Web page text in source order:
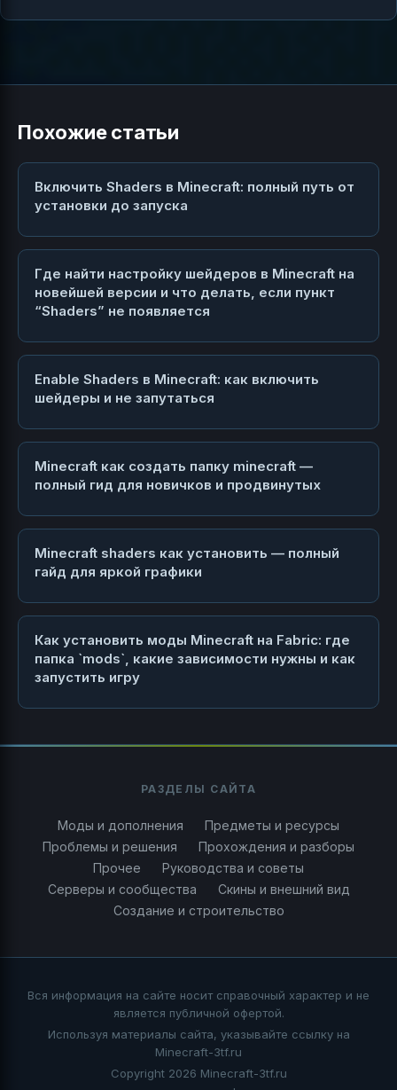
Похожие статьи
Включить Shaders в Minecraft: полный путь от
установки до запуска
Где найти настройку шейдеров в Minecraft на
новейшей версии и что делать, если пункт
“Shaders” не появляется
Enable Shaders в Minecraft: как включить
шейдеры и не запутаться
Minecraft как создать папку minecraft —
полный гид для новичков и продвинутых
Minecraft shaders как установить — полный
гайд для яркой графики
Как установить моды Minecraft на Fabric: где
папка `mods`, какие зависимости нужны и как
запустить игру
РАЗДЕЛЫ САЙТА
Моды и дополнения
Предметы и ресурсы
Проблемы и решения
Прохождения и разборы
Прочее
Руководства и советы
Серверы и сообщества
Скины и внешний вид
Создание и строительство
Вся информация на сайте носит справочный характер и не
является публичной офертой.
Используя материалы сайта, указывайте ссылку на
Minecraft-3tf.ru
Copyright 2026 Minecraft-3tf.ru